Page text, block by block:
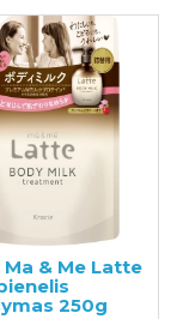
Ma & Me Latte
250g